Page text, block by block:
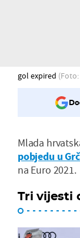
gol expired (Foto:
Mlada
pobjedu u
na Euro 2021.
Tri vijesti